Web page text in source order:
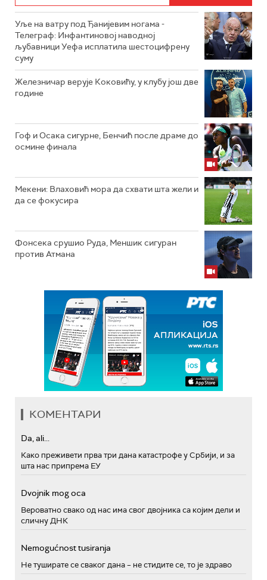
Уље на ватру под Ђанијевим ногама -
Телеграф: Инфантиновој наводној
љубавници Уефа исплатила шестоцифрену
суму
Железничар верује Коковићу, у клубу још две
године
Гоф и Осака сигурне, Бенчић после драме до
осмине финала
Мекени: Влаховић мора да схвати шта жели и
да се фокусира
Фонсека срушио Руда, Меншик сигуран
против Атмана
КОМЕНТАРИ
Da, ali...
Како преживети прва три дана катастрофе у Србији, и за
шта нас припрема ЕУ
Dvojnik mog oca
Вероватно свако од нас има свог двојника са којим дели и
сличну ДНК
Nemogućnost tusiranja
Не туширате се сваког дана – не стидите се, то је здраво